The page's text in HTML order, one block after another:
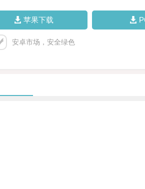
苹果下载
安卓市场，安全绿色